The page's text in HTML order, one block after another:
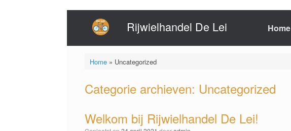
Rijwielhandel De Lei Home
Home» Uncategorized
Categorie archieven: Uncategorized
Welkom bij Rijwielhandel De Lei!